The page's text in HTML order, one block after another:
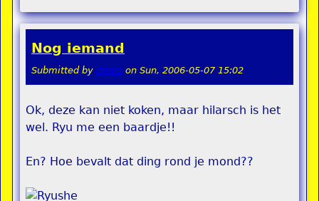
Nog iemand
Submitted by rippie on Sun, 2006-05-07 15:02
Ok, deze kan niet koken, maar hilarsch is het
wel. Ryu me een baardje!!
En? Hoe bevalt dat ding rond je mond??